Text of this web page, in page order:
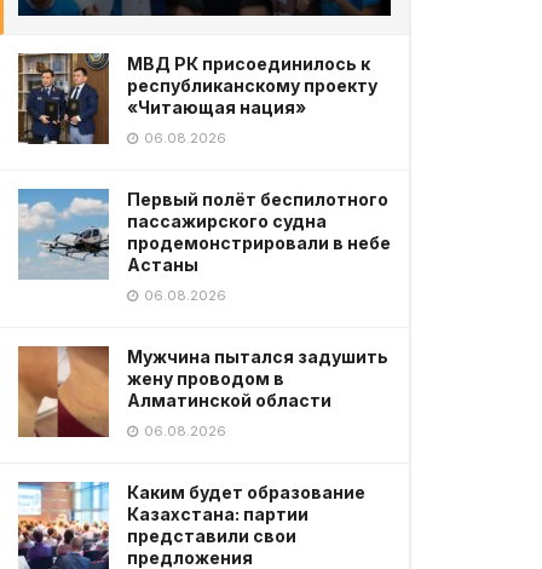
МВД РК присоединилось к
республиканскому проекту
«Читающая нация»
06.08.2026
Первый полёт беспилотного
пассажирского судна
продемонстрировали в небе
Астаны
06.08.2026
Мужчина пытался задушить
жену проводом в
Алматинской области
06.08.2026
Каким будет образование
Казахстана: партии
представили свои
предложения